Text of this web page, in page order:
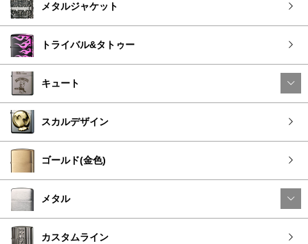
メタルジャケット
トライバル&タトゥー
キュート
スカルデザイン
ゴールド(金色)
メタル
カスタムライン